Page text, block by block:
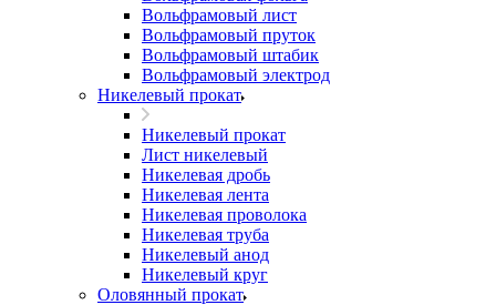
Вольфрамовый лист
Вольфрамовый пруток
Вольфрамовый штабик
Вольфрамовый электрод
Никелевый прокат
Никелевый прокат
Лист никелевый
Никелевая дробь
Никелевая лента
Никелевая проволока
Никелевая труба
Никелевый анод
Никелевый круг
Оловянный прокат